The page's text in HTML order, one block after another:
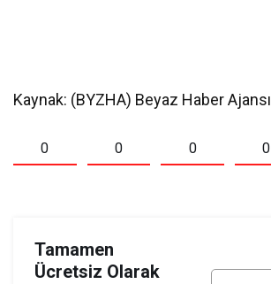
Kaynak: (BYZHA) Beyaz Haber Ajansı
0 0 0 0
Tamamen
Ücretsiz Olarak